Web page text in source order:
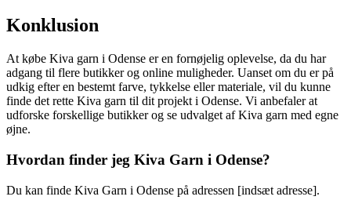
Konklusion
At købe Kiva garn i Odense er en fornøjelig oplevelse, da du har
adgang til flere butikker og online muligheder. Uanset om du er på
udkig efter en bestemt farve, tykkelse eller materiale, vil du kunne
finde det rette Kiva garn til dit projekt i Odense. Vi anbefaler at
udforske forskellige butikker og se udvalget af Kiva garn med egne
øjne.
Hvordan finder jeg Kiva Garn i Odense?
Du kan finde Kiva Garn i Odense på adressen [indsæt adresse].